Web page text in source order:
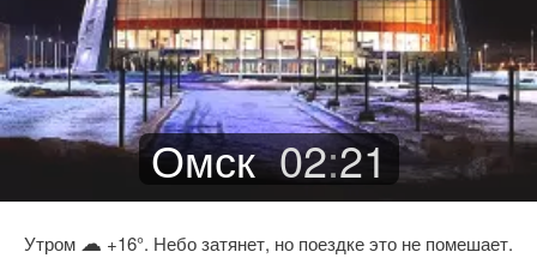
Омск 02:21
Утром ☁ +16°. Небо затянет, но поездке это не помешает.